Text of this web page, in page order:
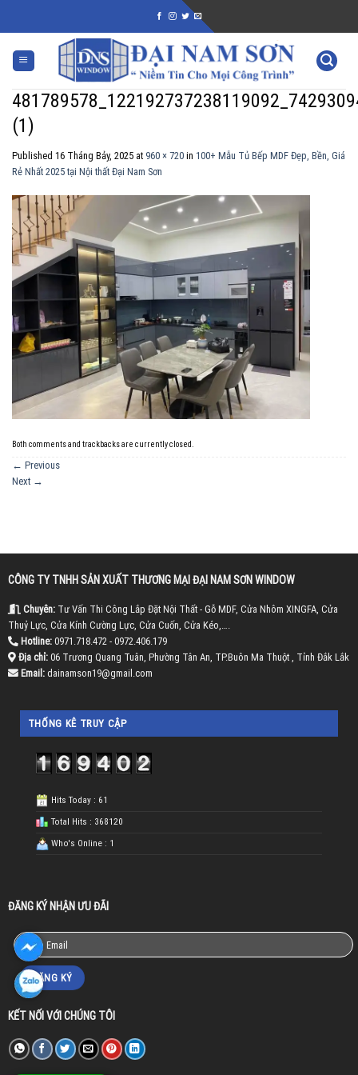
(1)
Published 16 Tháng Bảy, 2025 at 960 × 720 in 100+ Mẫu Tủ Bếp MDF Đẹp, Bền, Giá
Rẻ Nhất 2025 tại Nội thất Đại Nam Sơn
Both comments and trackbacks are currently closed.
← Previous
Next →
CÔNG TY TNHH SẢN XUẤT THƯƠNG MẠI ĐẠI NAM SƠN WINDOW
Chuyên:Tư Vấn Thi Công Lắp Đặt Nội Thất - Gỗ MDF, Cửa Nhôm XINGFA, Cửa
Thuỷ Lực, Cửa Kính Cường Lực, Cửa Cuốn, Cửa Kéo,….
Hotline:0971.718.472 - 0972.406.179
Địa chỉ:06 Trương Quang Tuân, Phường Tân An, TP.Buôn Ma Thuột , Tỉnh Đắk Lắk
Email:dainamson19@gmail.com
THỐNG KÊ TRUY CẬP
Hits Today : 61
Total Hits : 368120
Who's Online : 1
ĐĂNG KÝ NHẬN ƯU ĐÃI
KẾT NỐI VỚI CHÚNG TÔI